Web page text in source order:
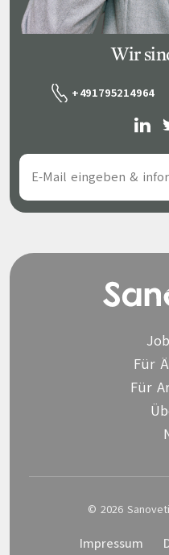
Wir
+491795214964
Für
Für
© 2026
Impressum